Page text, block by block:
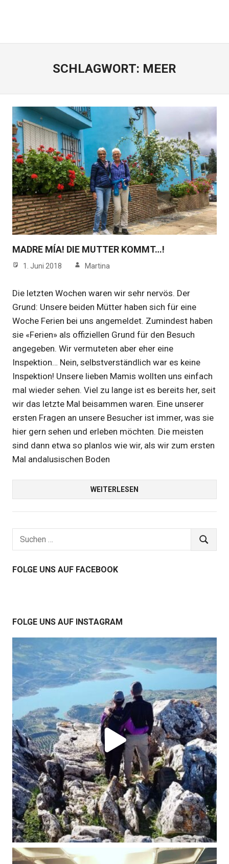
SCHLAGWORT: MEER
MADRE MÍA! DIE MUTTER KOMMT…!
1. Juni 2018 Martina
Die letzten Wochen waren wir sehr nervös. Der
Grund: Unsere beiden Mütter haben sich für eine
Woche Ferien bei uns angemeldet. Zumindest haben
sie «Ferien» als offiziellen Grund für den Besuch
angegeben. Wir vermuteten aber eher eine
Inspektion… Nein, selbstverständlich war es keine
Inspektion! Unsere lieben Mamis wollten uns einfach
mal wieder sehen. Viel zu lange ist es bereits her, seit
wir das letzte Mal beisammen waren. Eine unserer
ersten Fragen an unsere Besucher ist immer, was sie
hier gern sehen und erleben möchten. Die meisten
sind dann etwa so planlos wie wir, als wir zum ersten
Mal andalusischen Boden
WEITERLESEN
Suchen
SUCHEN
FOLGE UNS AUF FACEBOOK
FOLGE UNS AUF INSTAGRAM